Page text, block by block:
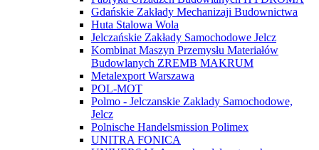
Gdańskie Zakłady Mechanizaji Budownictwa
Huta Stalowa Wola
Jelczańskie Zakłady Samochodowe Jelcz
Kombinat Maszyn Przemysłu Materiałów
Budowlanych ZREMB MAKRUM
Metalexport Warszawa
POL-MOT
Polmo - Jelczanskie Zaklady Samochodowe,
Jelcz
Polnische Handelsmission Polimex
UNITRA FONICA